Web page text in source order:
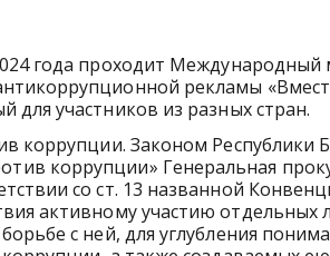
года проходит
рекламы
для участников из разных стран.
коррупции. Законом Республики
коррупции» Генеральная
со ст. 13 названной
активному участию отдельных
с ней, для углубления